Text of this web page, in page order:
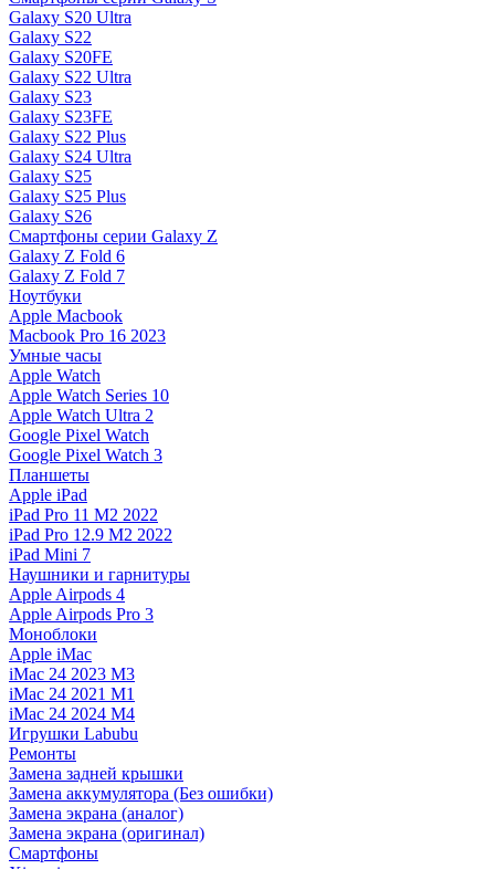
Galaxy S20 Ultra
Galaxy S22
Galaxy S20FE
Galaxy S22 Ultra
Galaxy S23
Galaxy S23FE
Galaxy S22 Plus
Galaxy S24 Ultra
Galaxy S25
Galaxy S25 Plus
Galaxy S26
Смартфоны серии Galaxy Z
Galaxy Z Fold 6
Galaxy Z Fold 7
Ноутбуки
Apple Macbook
Macbook Pro 16 2023
Умные часы
Apple Watch
Apple Watch Series 10
Apple Watch Ultra 2
Google Pixel Watch
Google Pixel Watch 3
Планшеты
Apple iPad
iPad Pro 11 M2 2022
iPad Pro 12.9 M2 2022
iPad Mini 7
Наушники и гарнитуры
Apple Airpods 4
Apple Airpods Pro 3
Моноблоки
Apple iMac
iMac 24 2023 M3
iMac 24 2021 M1
iMac 24 2024 M4
Игрушки Labubu
Ремонты
Замена задней крышки
Замена аккумулятора (Без ошибки)
Замена экрана (аналог)
Замена экрана (оригинал)
Смартфоны